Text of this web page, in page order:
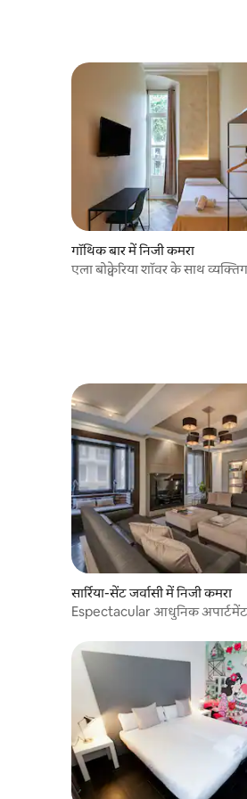
गॉथिक बार में निजी कमरा
एला बोक्वेरिया शॉवर के साथ
सार्रिया-सेंट जर्वासी में निजी कमरा
Espectacular आधुनिक अपार्टमेंट